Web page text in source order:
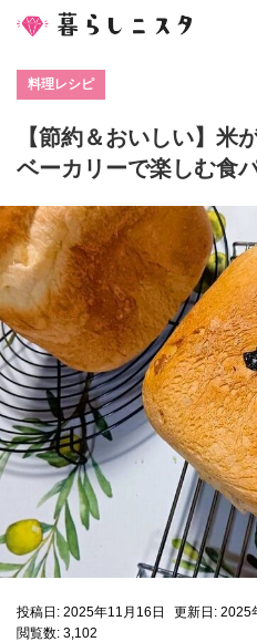
料理レシピ
【節約＆おいしい】米
ベーカリーで楽しむ食
投稿日: 2025年11月16日
更新日: 2025
閲覧数: 3,102